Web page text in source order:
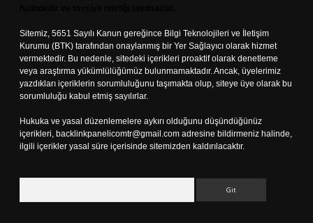
Sitemiz, 5651 Sayılı Kanun gereğince Bilgi Teknolojileri ve İletişim
Kurumu (BTK) tarafından onaylanmış bir Yer Sağlayıcı olarak hizmet
vermektedir. Bu nedenle, sitedeki içerikleri proaktif olarak denetleme
veya araştırma yükümlülüğümüz bulunmamaktadır. Ancak, üyelerimiz
yazdıkları içeriklerin sorumluluğunu taşımakta olup, siteye üye olarak bu
sorumluluğu kabul etmiş sayılırlar.
Hukuka ve yasal düzenlemelere aykırı olduğunu düşündüğünüz
içerikleri, backlinkpanelicomtr@gmail.com adresine bildirmeniz halinde,
ilgili içerikler yasal süre içerisinde sitemizden kaldırılacaktır.